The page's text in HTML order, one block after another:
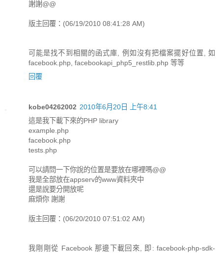
謝謝@@
版主回覆：(06/19/2010 08:41:28 AM)
可能是找不到相關的函式庫, 例如沒有把檔案擺好位置, 如
facebook.php, facebookapi_php5_restlib.php 等等
回覆
kobe04262002 2010年6月20日 上午8:41
這是我下載下來的PHP library
example.php
facebook.php
tests.php
可以請問一下你說的位置是要放在哪裡嗎@@
我是全部放在appserv的www資料夾中
還是說要分開放呢
麻煩你 謝謝
版主回覆：(06/20/2010 07:51:02 AM)
我剛剛從 Facebook 那邊下載回來, 即: facebook-php-sdk-